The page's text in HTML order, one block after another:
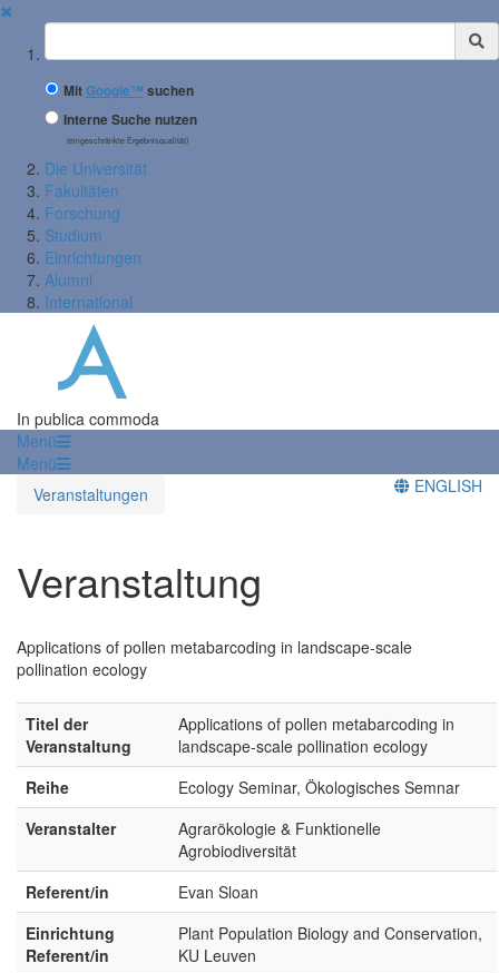
✖
Suchbegriff
MitGoogle™ suchen
Interne Suche nutzen
(eingeschränkte Ergebnisqualität)
Die Universität
Fakultäten
Forschung
Studium
Einrichtungen
Alumni
International
In publica commoda
Menü
Menü
Veranstaltungen
ENGLISH
Veranstaltung
Applications of pollen metabarcoding in landscape-scale
pollination ecology
Titel der
Veranstaltung
Applications of pollen metabarcoding in
landscape-scale pollination ecology
Reihe
Ecology Seminar, Ökologisches Semnar
Veranstalter
Agrarökologie & Funktionelle
Agrobiodiversität
Referent/in
Evan Sloan
Einrichtung
Referent/in
Plant Population Biology and Conservation,
KU Leuven